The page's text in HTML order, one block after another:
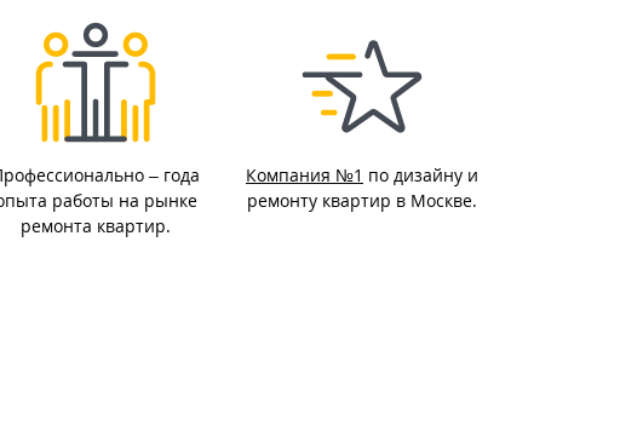
– года
работы на рынке
ремонта квартир.
Компания №1 по дизайну и
ремонту квартир в Москве.